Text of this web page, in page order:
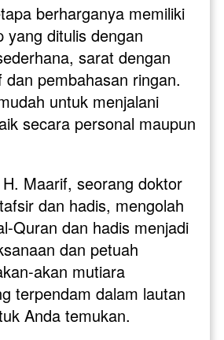
berharganya memiliki
yang ditulis dengan
sarat dengan
pembahasan ringan.
untuk menjalani
secara personal maupun
Maarif, seorang doktor
dan hadis, mengolah
Quran dan hadis menjadi
dan petuah
akan mutiara
terpendam dalam lautan
Anda temukan.